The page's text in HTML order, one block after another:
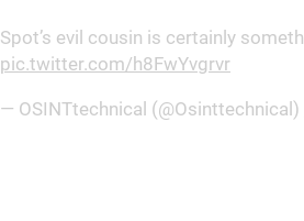
Spot’s evil cousin is certainly
pic.twitter.com/h8FwYvgrvr
— OSINTtechnical (@Osinttechnical)